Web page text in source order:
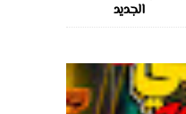
الجديد